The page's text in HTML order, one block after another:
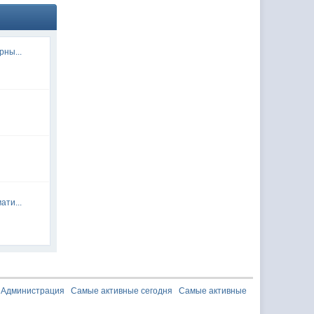
Администрация Самые активные сегодня Самые активные